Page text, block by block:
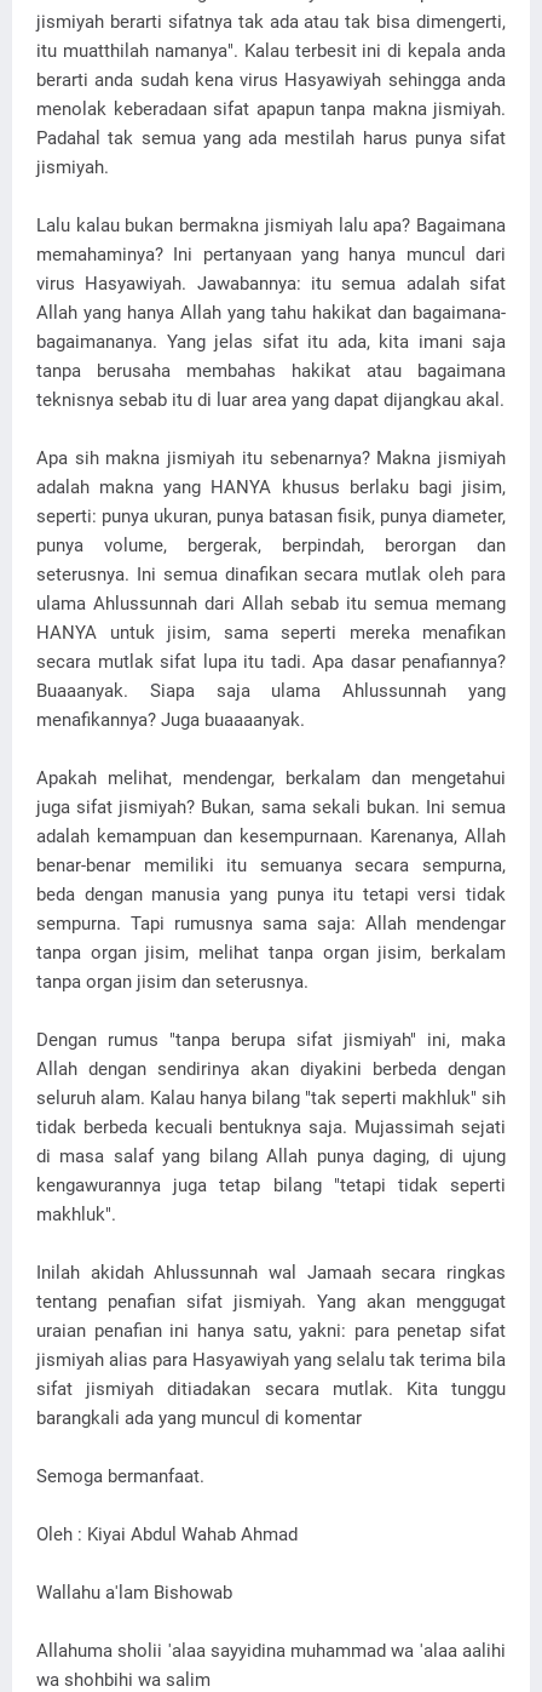
jismiyah berarti sifatnya tak ada atau tak bisa dimengerti,
itu muatthilah namanya". Kalau terbesit ini di kepala anda
berarti anda sudah kena virus Hasyawiyah sehingga anda
menolak keberadaan sifat apapun tanpa makna jismiyah.
Padahal tak semua yang ada mestilah harus punya sifat
jismiyah.
Lalu kalau bukan bermakna jismiyah lalu apa? Bagaimana
memahaminya? Ini pertanyaan yang hanya muncul dari
virus Hasyawiyah. Jawabannya: itu semua adalah sifat
Allah yang hanya Allah yang tahu hakikat dan bagaimana-
bagaimananya. Yang jelas sifat itu ada, kita imani saja
tanpa berusaha membahas hakikat atau bagaimana
teknisnya sebab itu di luar area yang dapat dijangkau akal.
Apa sih makna jismiyah itu sebenarnya? Makna jismiyah
adalah makna yang HANYA khusus berlaku bagi jisim,
seperti: punya ukuran, punya batasan fisik, punya diameter,
punya volume, bergerak, berpindah, berorgan dan
seterusnya. Ini semua dinafikan secara mutlak oleh para
ulama Ahlussunnah dari Allah sebab itu semua memang
HANYA untuk jisim, sama seperti mereka menafikan
secara mutlak sifat lupa itu tadi. Apa dasar penafiannya?
Buaaanyak. Siapa saja ulama Ahlussunnah yang
menafikannya? Juga buaaaanyak.
Apakah melihat, mendengar, berkalam dan mengetahui
juga sifat jismiyah? Bukan, sama sekali bukan. Ini semua
adalah kemampuan dan kesempurnaan. Karenanya, Allah
benar-benar memiliki itu semuanya secara sempurna,
beda dengan manusia yang punya itu tetapi versi tidak
sempurna. Tapi rumusnya sama saja: Allah mendengar
tanpa organ jisim, melihat tanpa organ jisim, berkalam
tanpa organ jisim dan seterusnya.
Dengan rumus "tanpa berupa sifat jismiyah" ini, maka
Allah dengan sendirinya akan diyakini berbeda dengan
seluruh alam. Kalau hanya bilang "tak seperti makhluk" sih
tidak berbeda kecuali bentuknya saja. Mujassimah sejati
di masa salaf yang bilang Allah punya daging, di ujung
kengawurannya juga tetap bilang "tetapi tidak seperti
makhluk".
Inilah akidah Ahlussunnah wal Jamaah secara ringkas
tentang penafian sifat jismiyah. Yang akan menggugat
uraian penafian ini hanya satu, yakni: para penetap sifat
jismiyah alias para Hasyawiyah yang selalu tak terima bila
sifat jismiyah ditiadakan secara mutlak. Kita tunggu
barangkali ada yang muncul di komentar
Semoga bermanfaat.
Oleh : Kiyai Abdul Wahab Ahmad
Wallahu a'lam Bishowab
Allahuma sholii 'alaa sayyidina muhammad wa 'alaa aalihi
wa shohbihi wa salim